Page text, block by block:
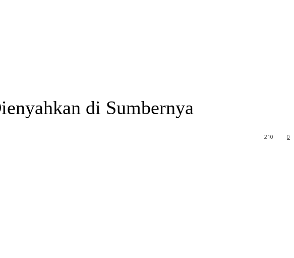
di Sumbernya
0
210